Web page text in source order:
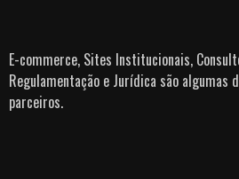
E-commerce, Sites Institucionais,
Regulamentação e Jurídica são algumas
parceiros.